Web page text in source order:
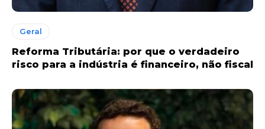
Geral
Reforma Tributária: por que o verdadeiro
risco para a indústria é financeiro, não fiscal